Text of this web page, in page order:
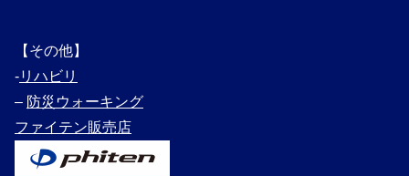
【その他】
‐リハビリ
– 防災ウォーキング
ファイテン販売店